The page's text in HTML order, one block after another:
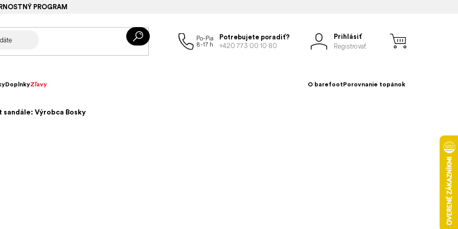
PROGRAM
Potrebujete poradiť?
+420 773 00 10 80
Prihlásiť
Registrovať
DoplnkyZľavy O barefootPorovnanie topánok
Výrobca Bosky